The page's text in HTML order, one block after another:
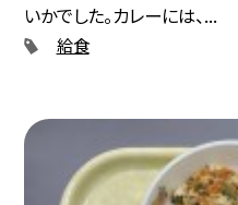
いかでした。カレーには、...
給食